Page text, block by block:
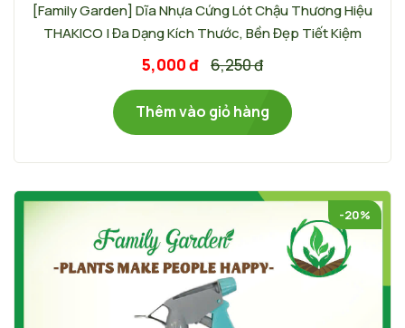
[Family Garden] Dĩa Nhựa Cứng Lót Chậu Thương Hiệu
THAKICO | Đa Dạng Kích Thước, Bền Đẹp Tiết Kiệm
5,000 đ 6,250 đ
Thêm vào giỏ hàng
-20%